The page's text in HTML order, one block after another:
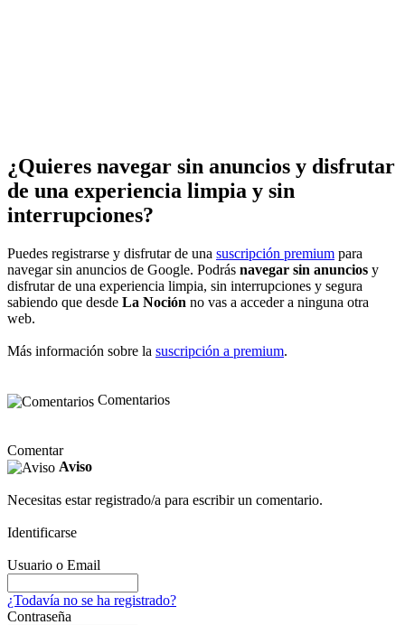
¿Quieres navegar sin anuncios y disfrutar
de una experiencia limpia y sin
interrupciones?
Puedes registrarse y disfrutar de una suscripción premium para
navegar sin anuncios de Google. Podrás navegar sin anuncios y
disfrutar de una experiencia limpia, sin interrupciones y segura
sabiendo que desde La Noción no vas a acceder a ninguna otra
web.
Más información sobre la suscripción a premium.
Comentarios
Comentar
Aviso
Necesitas estar registrado/a para escribir un comentario.
Identificarse
Usuario o Email
¿Todavía no se ha registrado?
Contraseña